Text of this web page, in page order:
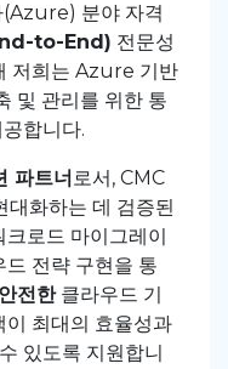
(Azure) 분야 자격
to-End) 전문성
저희는 Azure 기반
및 관리를 위한 통
합니다.
파트너로서, CMC
화하는 데 검증된
로드 마이그레이
드 전략 구현을 통
안전한클라우드 기
이 최대의 효율성과
있도록 지원합니